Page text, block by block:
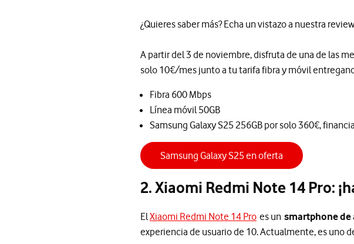
¿Quieres saber más? Echa un vistazo a nuestra
A partir del 3 de noviembre, disfruta de una de las
solo 10€/mes junto a tu tarifa fibra y móvil
Fibra 600 Mbps
Línea móvil 50GB
Samsung Galaxy S25 256GB por solo 360€,
Samsung Galaxy S25 en oferta
2. Xiaomi Redmi Note 14 Pro:
ElXiaomi Redmi Note 14 Pro es un smartphone de
experiencia de usuario de 10. Actualmente, es uno